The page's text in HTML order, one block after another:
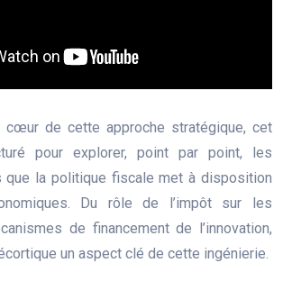
cœur de cette approche stratégique, cet
pour explorer, point par point, les
la politique fiscale met à disposition
Du rôle de l’impôt sur les
de financement de l’innovation,
un aspect clé de cette ingénierie.